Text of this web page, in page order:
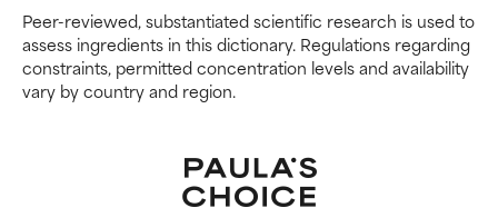
Peer-reviewed, substantiated scientific research is used to
assess ingredients in this dictionary. Regulations regarding
constraints, permitted concentration levels and availability
vary by country and region.
więcej szkody niż pożytku.
BRAK OCENY
Nie oceniliśmy jeszcze tego
badań na jego temat.
więcej szkody niż pożytku.
BRAK OCENY
Nie oceniliśmy jeszcze tego
badań na jego temat.